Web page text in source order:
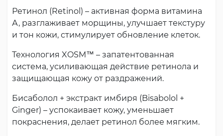
Ретинол (Retinol) – активная форма витамина
А, разглаживает морщины, улучшает текстуру
и тон кожи, стимулирует обновление клеток.
Технология XOSM™ – запатентованная
система, усиливающая действие ретинола и
защищающая кожу от раздражений.
Бисаболол + экстракт имбиря (Bisabolol +
Ginger) – успокаивает кожу, уменьшает
покраснения, делает ретинол более мягким.